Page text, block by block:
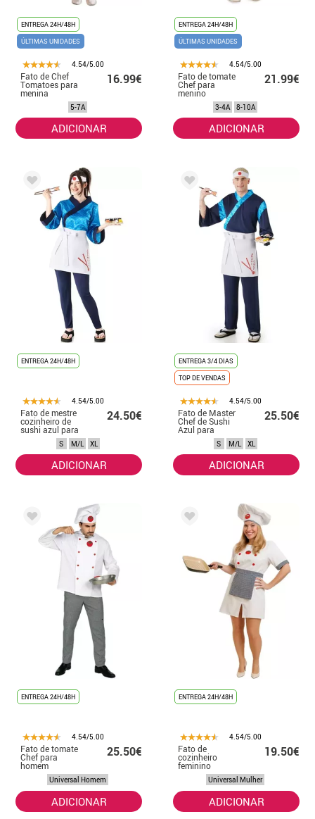
ENTREGA 24H/48H
ÚLTIMAS UNIDADES
4.54/5.00
Fato de Chef
Tomatoes para
menina
16.99€
5-7A
ADICIONAR
ENTREGA 24H/48H
ÚLTIMAS UNIDADES
4.54/5.00
Fato de tomate
Chef para
menino
21.99€
3-4A 8-10A
ADICIONAR
ENTREGA 24H/48H
4.54/5.00
Fato de mestre
cozinheiro de
sushi azul para
24.50€
S M/L XL
ADICIONAR
ENTREGA 3/4 DIAS
TOP DE VENDAS
4.54/5.00
Fato de Master
Chef de Sushi
Azul para
Homem
25.50€
S M/L XL
ADICIONAR
ENTREGA 24H/48H
4.54/5.00
Fato de tomate
Chef para
homem
25.50€
Universal Homem
ADICIONAR
ENTREGA 24H/48H
4.54/5.00
Fato de
cozinheiro
feminino
19.50€
Universal Mulher
ADICIONAR